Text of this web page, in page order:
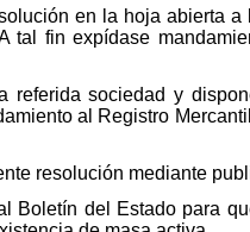
en la hoja abierta
tal fin expídase
referida sociedad y
al Registro
resolución mediante
Boletín del Estado para